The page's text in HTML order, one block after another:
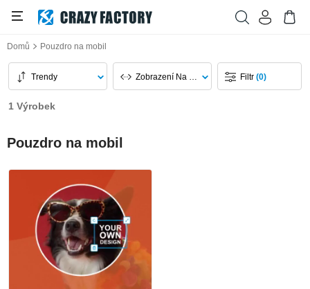
Domů Pouzdro na mobil
Trendy Zobrazení Na Stránku Filtr(0)
1 Výrobek
Pouzdro na mobil